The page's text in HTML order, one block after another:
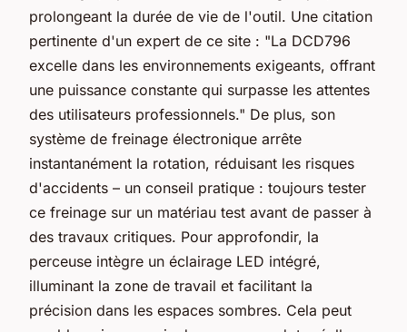
prolongeant la durée de vie de l'outil. Une citation
pertinente d'un expert de ce site : "La DCD796
excelle dans les environnements exigeants, offrant
une puissance constante qui surpasse les attentes
des utilisateurs professionnels." De plus, son
système de freinage électronique arrête
instantanément la rotation, réduisant les risques
d'accidents – un conseil pratique : toujours tester
ce freinage sur un matériau test avant de passer à
des travaux critiques. Pour approfondir, la
perceuse intègre un éclairage LED intégré,
illuminant la zone de travail et facilitant la
précision dans les espaces sombres. Cela peut